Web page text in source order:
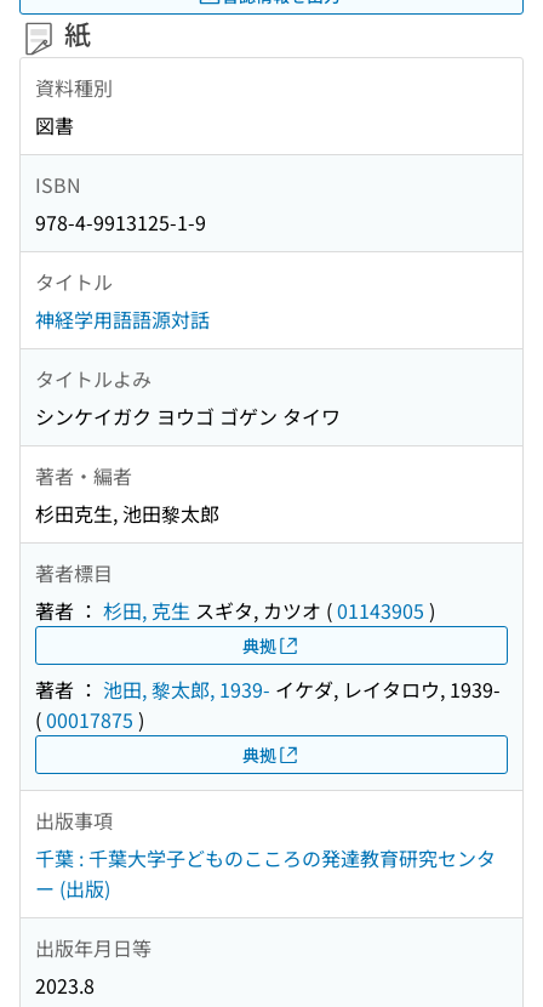
紙
資料種別
図書
ISBN
978-4-9913125-1-9
タイトル
神経学用語語源対話
タイトルよみ
シンケイガク ヨウゴ ゴゲン タイワ
著者・編者
杉田克生, 池田黎太郎
著者標目
著者 ： 杉田, 克生 スギタ, カツオ (01143905 )
典拠
著者 ： 池田, 黎太郎, 1939- イケダ, レイタロウ, 1939-
(00017875 )
典拠
出版事項
千葉 : 千葉大学子どものこころの発達教育研究センタ
ー (出版)
出版年月日等
2023.8